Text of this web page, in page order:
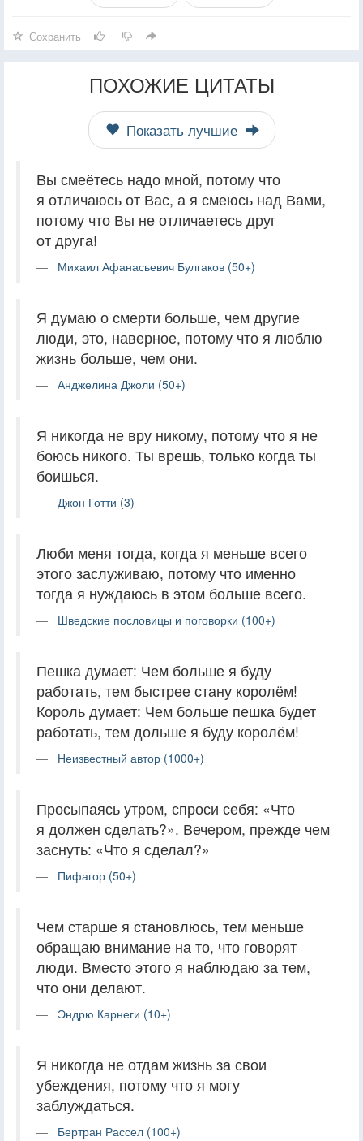
Сохранить
ПОХОЖИЕ ЦИТАТЫ
Показать лучшие
Вы смеётесь надо мной, потому что
я отличаюсь от Вас, а я смеюсь над Вами,
потому что Вы не отличаетесь друг
от друга!
Михаил Афанасьевич Булгаков (50+)
Я думаю о смерти больше, чем другие
люди, это, наверное, потому что я люблю
жизнь больше, чем они.
Анджелина Джоли (50+)
Я никогда не вру никому, потому что я не
боюсь никого. Ты врешь, только когда ты
боишься.
Джон Готти (3)
Люби меня тогда, когда я меньше всего
этого заслуживаю, потому что именно
тогда я нуждаюсь в этом больше всего.
Шведские пословицы и поговорки (100+)
Пешка думает: Чем больше я буду
работать, тем быстрее стану королём!
Король думает: Чем больше пешка будет
работать, тем дольше я буду королём!
Неизвестный автор (1000+)
Просыпаясь утром, спроси себя: «Что
я должен сделать?». Вечером, прежде чем
заснуть: «Что я сделал?»
Пифагор (50+)
Чем старше я становлюсь, тем меньше
обращаю внимание на то, что говорят
люди. Вместо этого я наблюдаю за тем,
что они делают.
Эндрю Карнеги (10+)
Я никогда не отдам жизнь за свои
убеждения, потому что я могу
заблуждаться.
Бертран Рассел (100+)